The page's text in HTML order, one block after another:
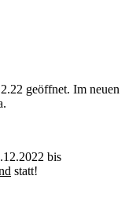
geöffnet. Im neuen
bis
statt!